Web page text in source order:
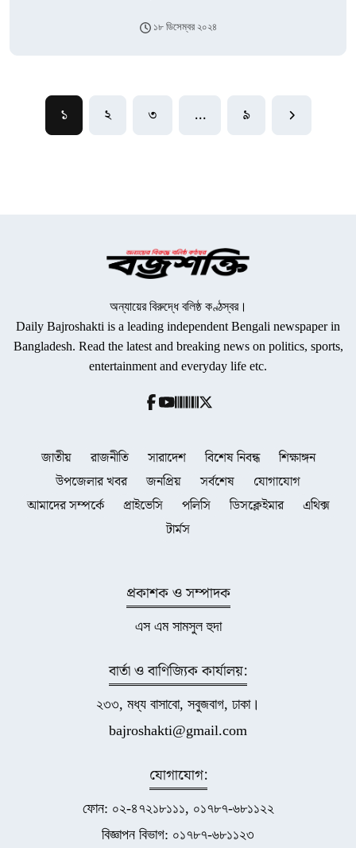
১৮ ডিসেম্বর ২০২৪
১ ২ ৩ … ৯
অন্যায়ের বিরুদ্ধে বলিষ্ঠ কণ্ঠস্বর।
Daily Bajroshakti is a leading independent Bengali newspaper in
Bangladesh. Read the latest and breaking news on politics, sports,
entertainment and everyday life etc.
জাতীয় রাজনীতি সারাদেশ বিশেষ নিবন্ধ
শিক্ষাঙ্গন
উপজেলার খবর
জনপ্রিয় সর্বশেষ
যোগাযোগ
আমাদের সম্পর্কে
প্রাইভেসি পলিসি ডিসক্লেইমার
এথিক্স
টার্মস
প্রকাশক ও সম্পাদক
এস এম সামসুল হুদা
বার্তা ও বাণিজ্যিক কার্যালয়:
২৩৩, মধ্য বাসাবো, সবুজবাগ, ঢাকা।
bajroshakti@gmail.com
যোগাযোগ:
ফোন: ০২-৪৭২১৮১১১, ০১৭৮৭-৬৮১১২২
বিজ্ঞাপন বিভাগ: ০১৭৮৭-৬৮১১২৩